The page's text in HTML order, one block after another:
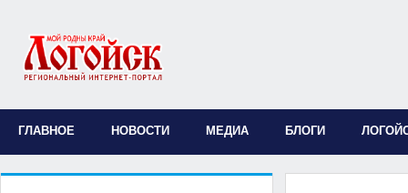
ГЛАВНОЕ НОВОСТИ МЕДИА БЛОГИ